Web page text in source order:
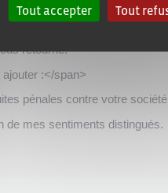
plus vite et au plus tard
dispositions de l'article L.
retourne.
:</span>
pénales contre votre
de mes sentiments distingués.
Tout accepter Tout